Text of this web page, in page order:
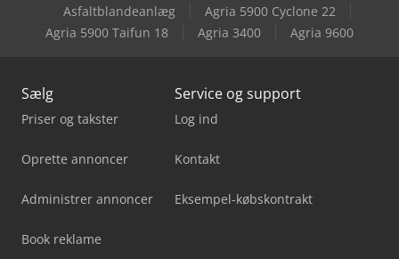
Asfaltblandeanlæg
Agria 5900 Cyclone 22
Agria 5900 Taifun 18
Agria 3400 Agria 9600
Sælg
Priser og takster
Oprette annoncer
Administrer annoncer
Book reklame
Service og support
Log ind
Kontakt
Eksempel-købskontrakt